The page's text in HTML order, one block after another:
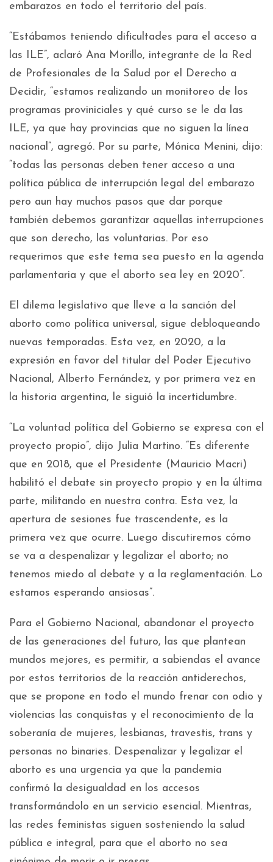
embarazos en todo el territorio del país.
“Estábamos teniendo dificultades para el acceso a
las ILE”, aclaró Ana Morillo, integrante de la Red
de Profesionales de la Salud por el Derecho a
Decidir, “estamos realizando un monitoreo de los
programas proviniciales y qué curso se le da las
ILE, ya que hay provincias que no siguen la línea
nacional”, agregó. Por su parte, Mónica Menini, dijo:
“todas las personas deben tener acceso a una
política pública de interrupción legal del embarazo
pero aun hay muchos pasos que dar porque
también debemos garantizar aquellas interrupciones
que son derecho, las voluntarias. Por eso
requerimos que este tema sea puesto en la agenda
parlamentaria y que el aborto sea ley en 2020”.
El dilema legislativo que lleve a la sanción del
aborto como política universal, sigue debloqueando
nuevas temporadas. Esta vez, en 2020, a la
expresión en favor del titular del Poder Ejecutivo
Nacional, Alberto Fernández, y por primera vez en
la historia argentina, le siguió la incertidumbre.
“La voluntad política del Gobierno se expresa con el
proyecto propio”, dijo Julia Martino. “Es diferente
que en 2018, que el Presidente (Mauricio Macri)
habilitó el debate sin proyecto propio y en la última
parte, militando en nuestra contra. Esta vez, la
apertura de sesiones fue trascendente, es la
primera vez que ocurre. Luego discutiremos cómo
se va a despenalizar y legalizar el aborto; no
tenemos miedo al debate y a la reglamentación. Lo
estamos esperando ansiosas”.
Para el Gobierno Nacional, abandonar el proyecto
de las generaciones del futuro, las que plantean
mundos mejores, es permitir, a sabiendas el avance
por estos territorios de la reacción antiderechos,
que se propone en todo el mundo frenar con odio y
violencias las conquistas y el reconocimiento de la
soberanía de mujeres, lesbianas, travestis, trans y
personas no binaries. Despenalizar y legalizar el
aborto es una urgencia ya que la pandemia
confirmó la desigualdad en los accesos
transformándolo en un servicio esencial. Mientras,
las redes feministas siguen sosteniendo la salud
pública e integral, para que el aborto no sea